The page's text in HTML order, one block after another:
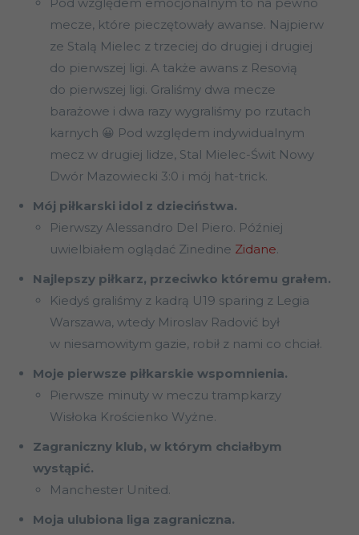
mecze, które pieczętowały awanse. Najpierw
ze Stalą Mielec z trzeciej do drugiej i drugiej
do pierwszej ligi. A także awans z Resovią
do pierwszej ligi. Graliśmy dwa mecze
barażowe i dwa razy wygraliśmy po rzutach
karnych 😀 Pod względem indywidualnym
mecz w drugiej lidze, Stal Mielec-Świt Nowy
Dwór Mazowiecki 3:0 i mój hat-trick.
Mój piłkarski idol z dzieciństwa.
Pierwszy Alessandro Del Piero. Później
uwielbiałem oglądać Zinedine Zidane.
Najlepszy piłkarz, przeciwko któremu grałem.
Kiedyś graliśmy z kadrą U19 sparing z Legia
Warszawa, wtedy Miroslav Radović był
w niesamowitym gazie, robił z nami co chciał.
Moje pierwsze piłkarskie wspomnienia.
Pierwsze minuty w meczu trampkarzy
Wisłoka Krościenko Wyżne.
Zagraniczny klub, w którym chciałbym
wystąpić.
Manchester United.
Moja ulubiona liga zagraniczna.